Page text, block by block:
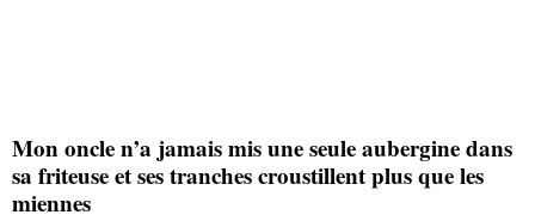
Mon oncle n’a jamais mis une seule aubergine dans
sa friteuse et ses tranches croustillent plus que les
miennes